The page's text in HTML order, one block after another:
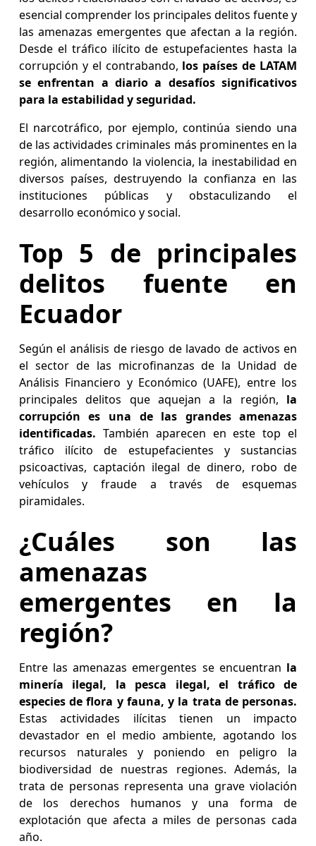
esencial comprender los principales delitos fuente y
las amenazas emergentes que afectan a la región.
Desde el tráfico ilícito de estupefacientes hasta la
corrupción y el contrabando, los países de LATAM
se enfrentan a diario a desafíos significativos
para la estabilidad y seguridad.
El narcotráfico, por ejemplo, continúa siendo una
de las actividades criminales más prominentes en la
región, alimentando la violencia, la inestabilidad en
diversos países, destruyendo la confianza en las
instituciones públicas y obstaculizando el
desarrollo económico y social.
Top 5 de principales
delitos fuente en
Ecuador
Según el análisis de riesgo de lavado de activos en
el sector de las microfinanzas de la Unidad de
Análisis Financiero y Económico (UAFE), entre los
principales delitos que aquejan a la región, la
corrupción es una de las grandes amenazas
identificadas. También aparecen en este top el
tráfico ilícito de estupefacientes y sustancias
psicoactivas, captación ilegal de dinero, robo de
vehículos y fraude a través de esquemas
piramidales.
¿Cuáles son las
amenazas
emergentes en la
región?
Entre las amenazas emergentes se encuentran la
minería ilegal, la pesca ilegal, el tráfico de
especies de flora y fauna, y la trata de personas.
Estas actividades ilícitas tienen un impacto
devastador en el medio ambiente, agotando los
recursos naturales y poniendo en peligro la
biodiversidad de nuestras regiones. Además, la
trata de personas representa una grave violación
de los derechos humanos y una forma de
explotación que afecta a miles de personas cada
año.